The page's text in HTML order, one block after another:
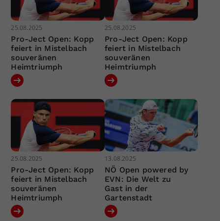
25.08.2025
Pro-Ject Open: Kopp
feiert in Mistelbach
souveränen
Heimtriumph
25.08.2025
Pro-Ject Open: Kopp
feiert in Mistelbach
souveränen
Heimtriumph
25.08.2025
Pro-Ject Open: Kopp
feiert in Mistelbach
souveränen
Heimtriumph
13.08.2025
NÖ Open powered by
EVN: Die Welt zu
Gast in der
Gartenstadt